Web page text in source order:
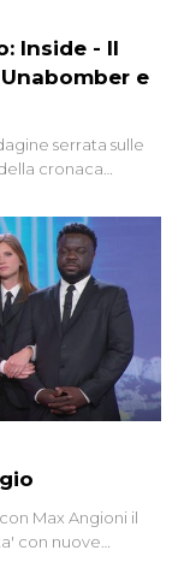
Inside - Il
e
serrata sulle
cronaca
di attentati tra
Lo speciale
sul Mostro di
appaiono ancora
di dubbi mai
anche
Romano, realizzata
Max Angioni il
con nuove